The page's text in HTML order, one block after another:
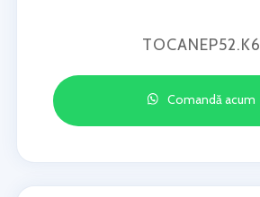
TOCANEP52.K6
Comandă acum